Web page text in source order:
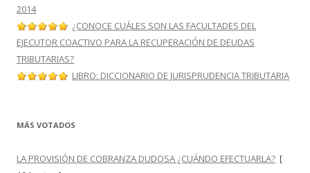
2014
¿CONOCE CUÁLES SON LAS FACULTADES DEL
EJECUTOR COACTIVO PARA LA RECUPERACIÓN DE DEUDAS
TRIBUTARIAS?
LIBRO: DICCIONARIO DE JURISPRUDENCIA TRIBUTARIA
MÁS VOTADOS
LA PROVISIÓN DE COBRANZA DUDOSA ¿CUÁNDO EFECTUARLA? [